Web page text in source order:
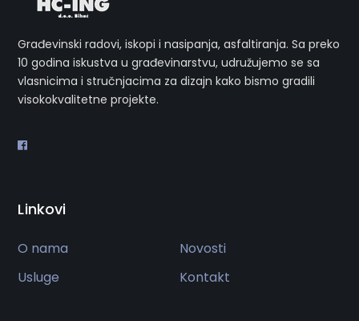
Građevinski radovi, iskopi i nasipanja, asfaltiranja. Sa preko
10 godina iskustva u građevinarstvu, udružujemo se sa
vlasnicima i stručnjacima za dizajn kako bismo gradili
visokokvalitetne projekte.
Linkovi
O nama
Novosti
Usluge
Kontakt